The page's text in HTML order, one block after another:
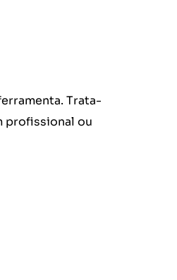
Trata-
profissional ou